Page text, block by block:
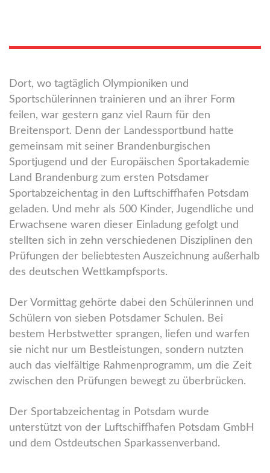
Dort, wo tagtäglich Olympioniken und
Sportschülerinnen trainieren und an ihrer Form
feilen, war gestern ganz viel Raum für den
Breitensport. Denn der Landessportbund hatte
gemeinsam mit seiner Brandenburgischen
Sportjugend und der Europäischen Sportakademie
Land Brandenburg zum ersten Potsdamer
Sportabzeichentag in den Luftschiffhafen Potsdam
geladen. Und mehr als 500 Kinder, Jugendliche und
Erwachsene waren dieser Einladung gefolgt und
stellten sich in zehn verschiedenen Disziplinen den
Prüfungen der beliebtesten Auszeichnung außerhalb
des deutschen Wettkampfsports.
Der Vormittag gehörte dabei den Schülerinnen und
Schülern von sieben Potsdamer Schulen. Bei
bestem Herbstwetter sprangen, liefen und warfen
sie nicht nur um Bestleistungen, sondern nutzten
auch das vielfältige Rahmenprogramm, um die Zeit
zwischen den Prüfungen bewegt zu überbrücken.
Der Sportabzeichentag in Potsdam wurde
unterstützt von der Luftschiffhafen Potsdam GmbH
und dem Ostdeutschen Sparkassenverband.